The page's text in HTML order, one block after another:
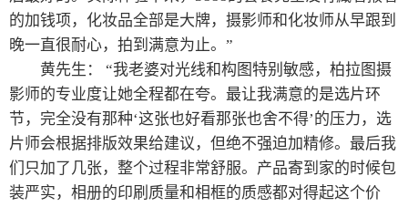
的加钱项，化妆品全部是大牌，摄影师和化妆师从早跟到
晚一直很耐心，拍到满意为止。”
黄先生： “我老婆对光线和构图特别敏感，柏拉图摄
影师的专业度让她全程都在夸。最让我满意的是选片环
节，完全没有那种‘这张也好看那张也舍不得’的压力，选
片师会根据排版效果给建议，但绝不强迫加精修。最后我
们只加了几张，整个过程非常舒服。产品寄到家的时候包
装严实，相册的印刷质量和相框的质感都对得起这个价